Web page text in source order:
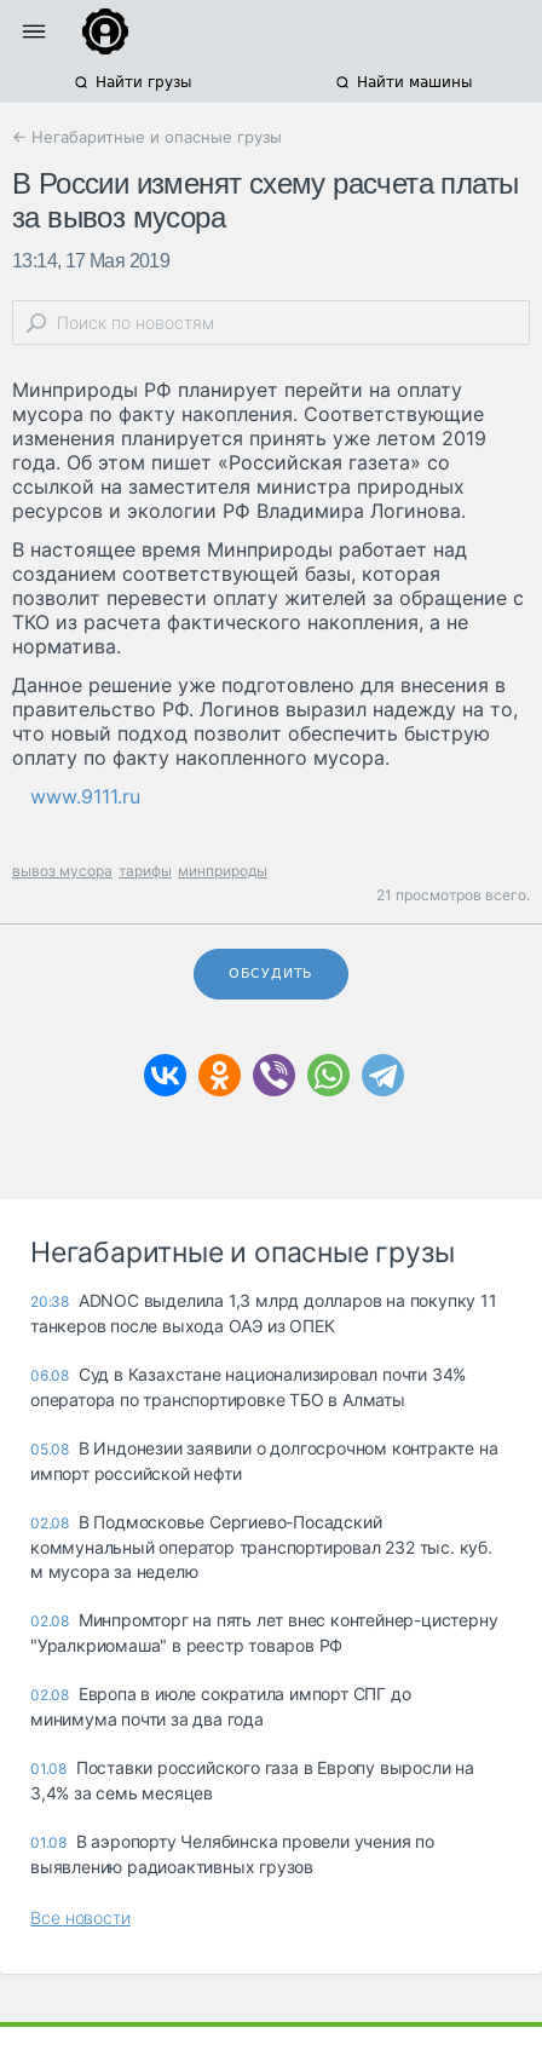
Найти грузы Найти машины
← Негабаритные и опасные грузы
В России изменят схему расчета платы
за вывоз мусора
13:14, 17 Мая 2019
Минприроды РФ планирует перейти на оплату
мусора по факту накопления. Соответствующие
изменения планируется принять уже летом 2019
года. Об этом пишет «Российская газета» со
ссылкой на заместителя министра природных
ресурсов и экологии РФ Владимира Логинова.
В настоящее время Минприроды работает над
созданием соответствующей базы, которая
позволит перевести оплату жителей за обращение с
ТКО из расчета фактического накопления, а не
норматива.
Данное решение уже подготовлено для внесения в
правительство РФ. Логинов выразил надежду на то,
что новый подход позволит обеспечить быструю
оплату по факту накопленного мусора.
www.9111.ru
вывоз мусора тарифы минприроды
21 просмотров всего.
ОБСУДИТЬ
Негабаритные и опасные грузы
20:38 ADNOC выделила 1,3 млрд долларов на покупку 11
танкеров после выхода ОАЭ из ОПЕК
06.08 Суд в Казахстане национализировал почти 34%
оператора по транспортировке ТБО в Алматы
05.08 В Индонезии заявили о долгосрочном контракте на
импорт российской нефти
02.08 В Подмосковье Сергиево-Посадский
коммунальный оператор транспортировал 232 тыс. куб.
м мусора за неделю
02.08 Минпромторг на пять лет внес контейнер-цистерну
"Уралкриомаша" в реестр товаров РФ
02.08 Европа в июле сократила импорт СПГ до
минимума почти за два года
01.08 Поставки российского газа в Европу выросли на
3,4% за семь месяцев
01.08 В аэропорту Челябинска провели учения по
выявлению радиоактивных грузов
Все новости